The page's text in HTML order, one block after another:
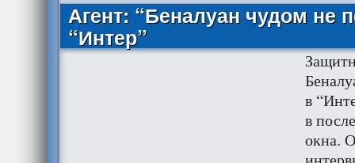
Агент: “Беналуан чудом не
“Интер”
в
в
окна.